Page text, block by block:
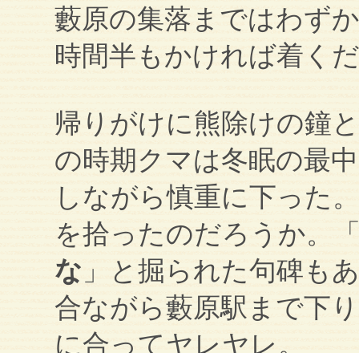
藪原の集落まではわず
時間半もかければ着く
帰りがけに熊除けの鐘
の時期クマは冬眠の最
しながら慎重に下った
を拾ったのだろうか。
な 」と掘られた句碑も
合ながら藪原駅まで下
に合ってヤレヤレ。